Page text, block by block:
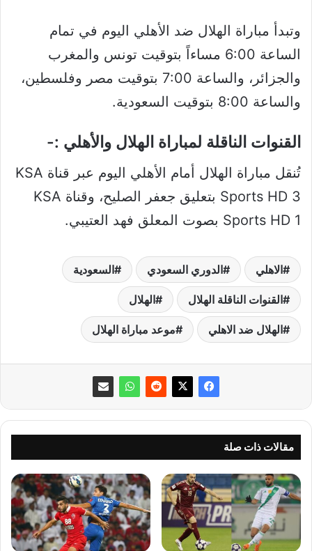
وتبدأ مباراة الهلال ضد الأهلي اليوم في تمام
الساعة 6:00 مساءاً بتوقيت تونس والمغرب
والجزائر، والساعة 7:00 بتوقيت مصر وفلسطين،
والساعة 8:00 بتوقيت السعودية.
القنوات الناقلة لمباراة الهلال والأهلي :-
تُنقل مباراة الهلال أمام الأهلي اليوم عبر قناة KSA
Sports HD 3 بتعليق جعفر الصليح، وقناة KSA
Sports HD 1 بصوت المعلق فهد العتيبي.
الاهلي الدوري السعودي السعودية
القنوات الناقلة الهلال الهلال
الهلال ضد الاهلي موعد مباراة الهلال
مقالات ذات صلة